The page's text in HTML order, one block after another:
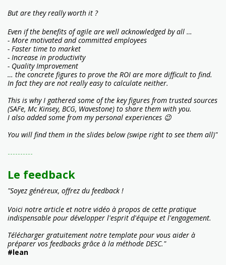
But are they really worth it ?
Even if the benefits of agile are well acknowledged by all …
- More motivated and committed employees
- Faster time to market
- Increase in productivity
- Quality Improvement
… the concrete figures to prove the ROI are more difficult to find.
In fact they are not really easy to calculate neither.
This is why I gathered some of the key figures from trusted sources
(SAFe, Mc Kinsey, BCG, Wavestone) to share them with you.
I also added some from my personal experiences 😉
You will find them in the slides below (swipe right to see them all)"
----------
Le feedback
"Soyez généreux, offrez du feedback !
Voici notre article et notre vidéo à propos de cette pratique
indispensable pour développer l'esprit d'équipe et l'engagement.
Télécharger gratuitement notre template pour vous aider à
préparer vos feedbacks grâce à la méthode DESC."
#lean